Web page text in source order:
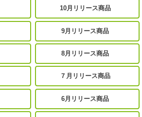
10月リリース商品
9月リリース商品
8月リリース商品
７月リリース商品
6月リリース商品